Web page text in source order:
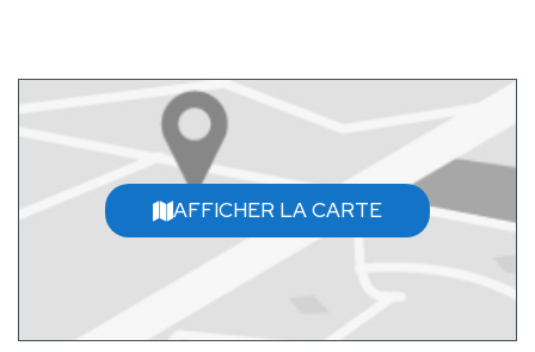
AFFICHER LA CARTE